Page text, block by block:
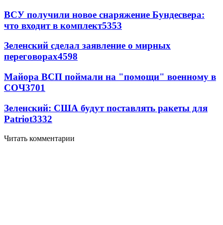
ВСУ получили новое снаряжение Бундесвера:
что входит в комплект5353
Зеленский сделал заявление о мирных
переговорах4598
Майора ВСП поймали на "помощи" военному в
СОЧ3701
Зеленский: США будут поставлять ракеты для
Patriot3332
Читать комментарии